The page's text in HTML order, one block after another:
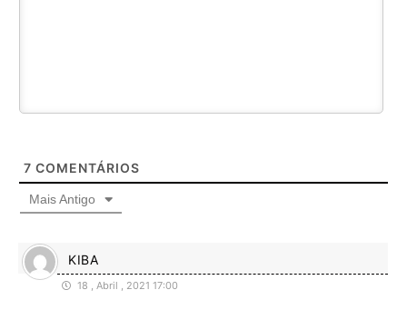
7 COMENTÁRIOS
Mais Antigo
KIBA
18 , Abril , 2021 17:00